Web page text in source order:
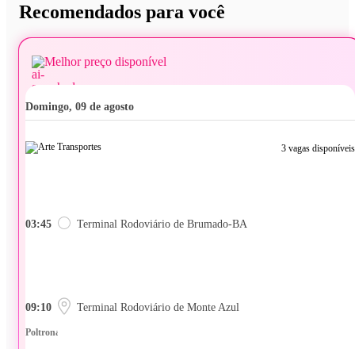
Recomendados para você
Melhor preço disponível
domingo, 09 de agosto
3 vagas disponíveis
03:45 Terminal Rodoviário de Brumado-BA
09:10 Terminal Rodoviário de Monte Azul
Poltrona